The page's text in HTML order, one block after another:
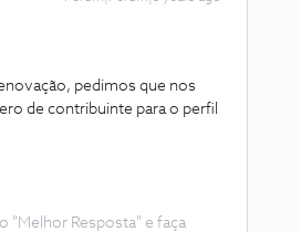
pedimos que nos
de contribuinte para o perfil
"Melhor Resposta" e faça